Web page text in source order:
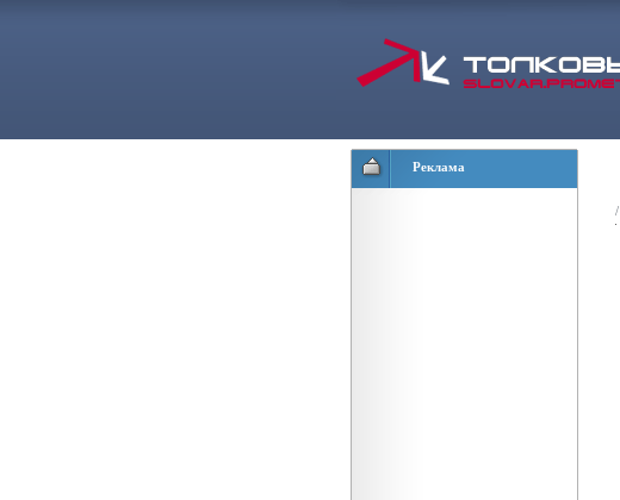
Реклама
/